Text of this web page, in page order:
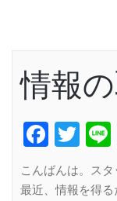
情報
こんばんは。スタ
最近、情報を得る